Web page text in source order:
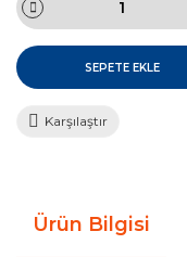
SEPETE EKLE
Karşılaştır
Ürün Bilgisi